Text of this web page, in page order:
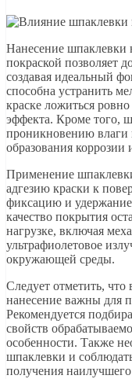
Нанесение шпаклевки
покраской позволяет
создавая идеальный
способна устранить
краске ложиться
эффекта. Кроме того,
проникновению влаги
образования коррозии
Применение
адгезию краски к
фиксацию и удержание
качество покрытия
нагрузке, включая
ультрафиолетовое
окружающей среды.
Следует отметить,
нанесение важны для
Рекомендуется
свойств
особенности. Также
шпаклевки и
получения